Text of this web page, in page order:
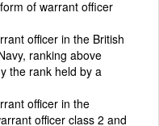
of warrant officer
officer in the British
ranking above
the rank held by a
officer in the
officer class 2 and